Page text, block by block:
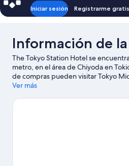
Iniciar sesión Registrarme gratis
Información de
The Tokyo Station Hotel se
metro, en el área de Chiyoda en
de compras pueden visitar Tokyo
y residencial) y Roppongi Hills,
Parque Ueno. Jardines Nacionales
Ver más